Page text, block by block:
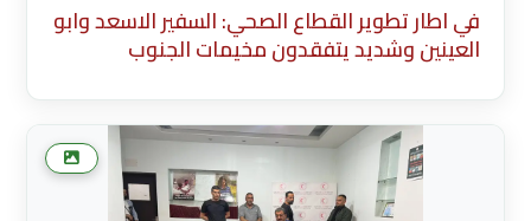
في اطار تطوير القطاع الصحي: السفير الاسعد وابو
العينين وشديد يتفقدون مخيمات الجنوب
(English) * Description Existing Media
Attachments في اطار تطوير القطاع الصحي:
السفير الاسعد وابو العينين وشديد يتفقدون